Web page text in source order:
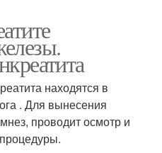
находятся в
. Для вынесения
проводит осмотр и